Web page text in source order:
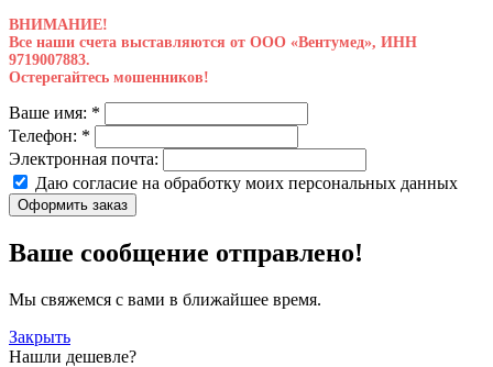
ВНИМАНИЕ!
Все наши счета выставляются от ООО «Вентумед», ИНН
9719007883.
Остерегайтесь мошенников!
Ваше имя: *
Телефон: *
Электронная почта:
Даю согласие на обработку моих персональных данных
Оформить заказ
Ваше сообщение отправлено!
Мы свяжемся с вами в ближайшее время.
Закрыть
Нашли дешевле?